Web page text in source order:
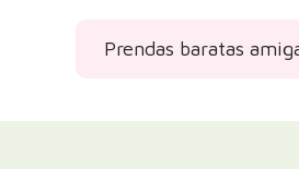
Prendas baratas